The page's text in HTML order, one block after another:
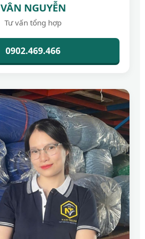
VÂN NGUYỄN
Tư vấn tổng hợp
0902.469.466